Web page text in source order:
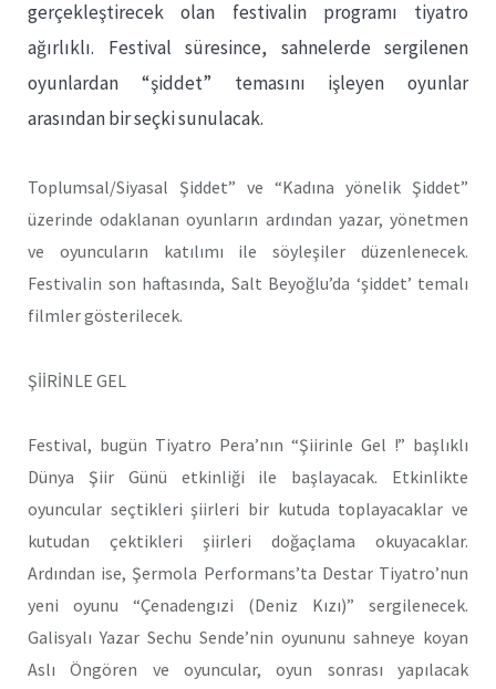
gerçekleştirecek olan festivalin programı tiyatro
ağırlıklı. Festival süresince, sahnelerde sergilenen
oyunlardan “şiddet” temasını işleyen oyunlar
arasından bir seçki sunulacak.
Toplumsal/Siyasal Şiddet” ve “Kadına yönelik Şiddet”
üzerinde odaklanan oyunların ardından yazar, yönetmen
ve oyuncuların katılımı ile söyleşiler düzenlenecek.
Festivalin son haftasında, Salt Beyoğlu’da ‘şiddet’ temalı
filmler gösterilecek.
ŞİİRİNLE GEL
Festival, bugün Tiyatro Pera’nın “Şiirinle Gel !” başlıklı
Dünya Şiir Günü etkinliği ile başlayacak. Etkinlikte
oyuncular seçtikleri şiirleri bir kutuda toplayacaklar ve
kutudan çektikleri şiirleri doğaçlama okuyacaklar.
Ardından ise, Şermola Performans’ta Destar Tiyatro’nun
yeni oyunu “Çenadengızi (Deniz Kızı)” sergilenecek.
Galisyalı Yazar Sechu Sende’nin oyununu sahneye koyan
Aslı Öngören ve oyuncular, oyun sonrası yapılacak